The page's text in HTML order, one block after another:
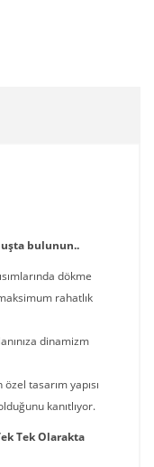
bulunun..
dökme
rahatlık
dinamizm
tasarım yapısı
kanıtlıyor.
Tek Olarakta